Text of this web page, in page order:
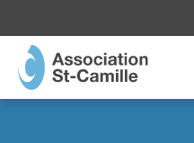
MENU
MENU